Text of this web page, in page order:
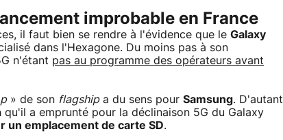
improbable en France
il faut bien se rendre à l'évidence que le Galaxy
dans l'Hexagone. Du moins pas à son
n'étant pas au programme des opérateurs avant
» de son flagshipa du sens pour Samsung. D'autant
a emprunté pour la déclinaison 5G du Galaxy
un emplacement de carte SD.